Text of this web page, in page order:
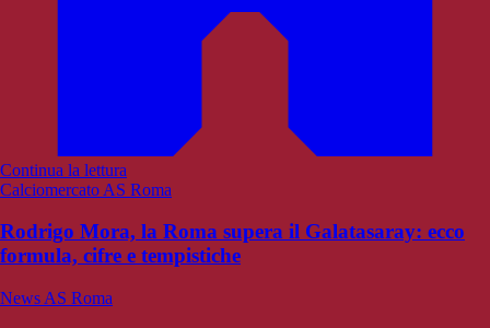
Continua la lettura
Calciomercato AS Roma
Rodrigo Mora, la Roma supera il Galatasaray: ecco
formula, cifre e tempistiche
News AS Roma